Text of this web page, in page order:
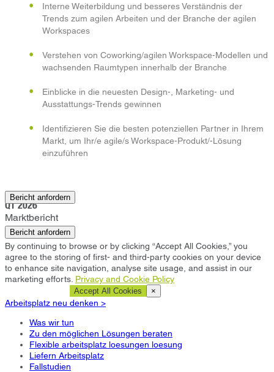
Interne Weiterbildung und besseres Verständnis der
Trends zum agilen Arbeiten und der Branche der agilen
Workspaces
Verstehen von Coworking/agilen Workspace-Modellen und
wachsenden Raumtypen innerhalb der Branche
Einblicke in die neuesten Design-, Marketing- und
Ausstattungs-Trends gewinnen
Identifizieren Sie die besten potenziellen Partner in Ihrem
Markt, um Ihr/e agile/s Workspace-Produkt/-Lösung
einzuführen
Bericht anfordern
Exeter
Q1 2026
Marktbericht
Bericht anfordern
By continuing to browse or by clicking “Accept All Cookies,” you
agree to the storing of first- and third-party cookies on your device
to enhance site navigation, analyse site usage, and assist in our
marketing efforts. Privacy and Cookie Policy
Accept All Cookies ×
Arbeitsplatz neu denken >
Was wir tun
Zu den möglichen Lösungen beraten
Flexible arbeitsplatz loesungen loesung
Liefern Arbeitsplatz
Fallstudien